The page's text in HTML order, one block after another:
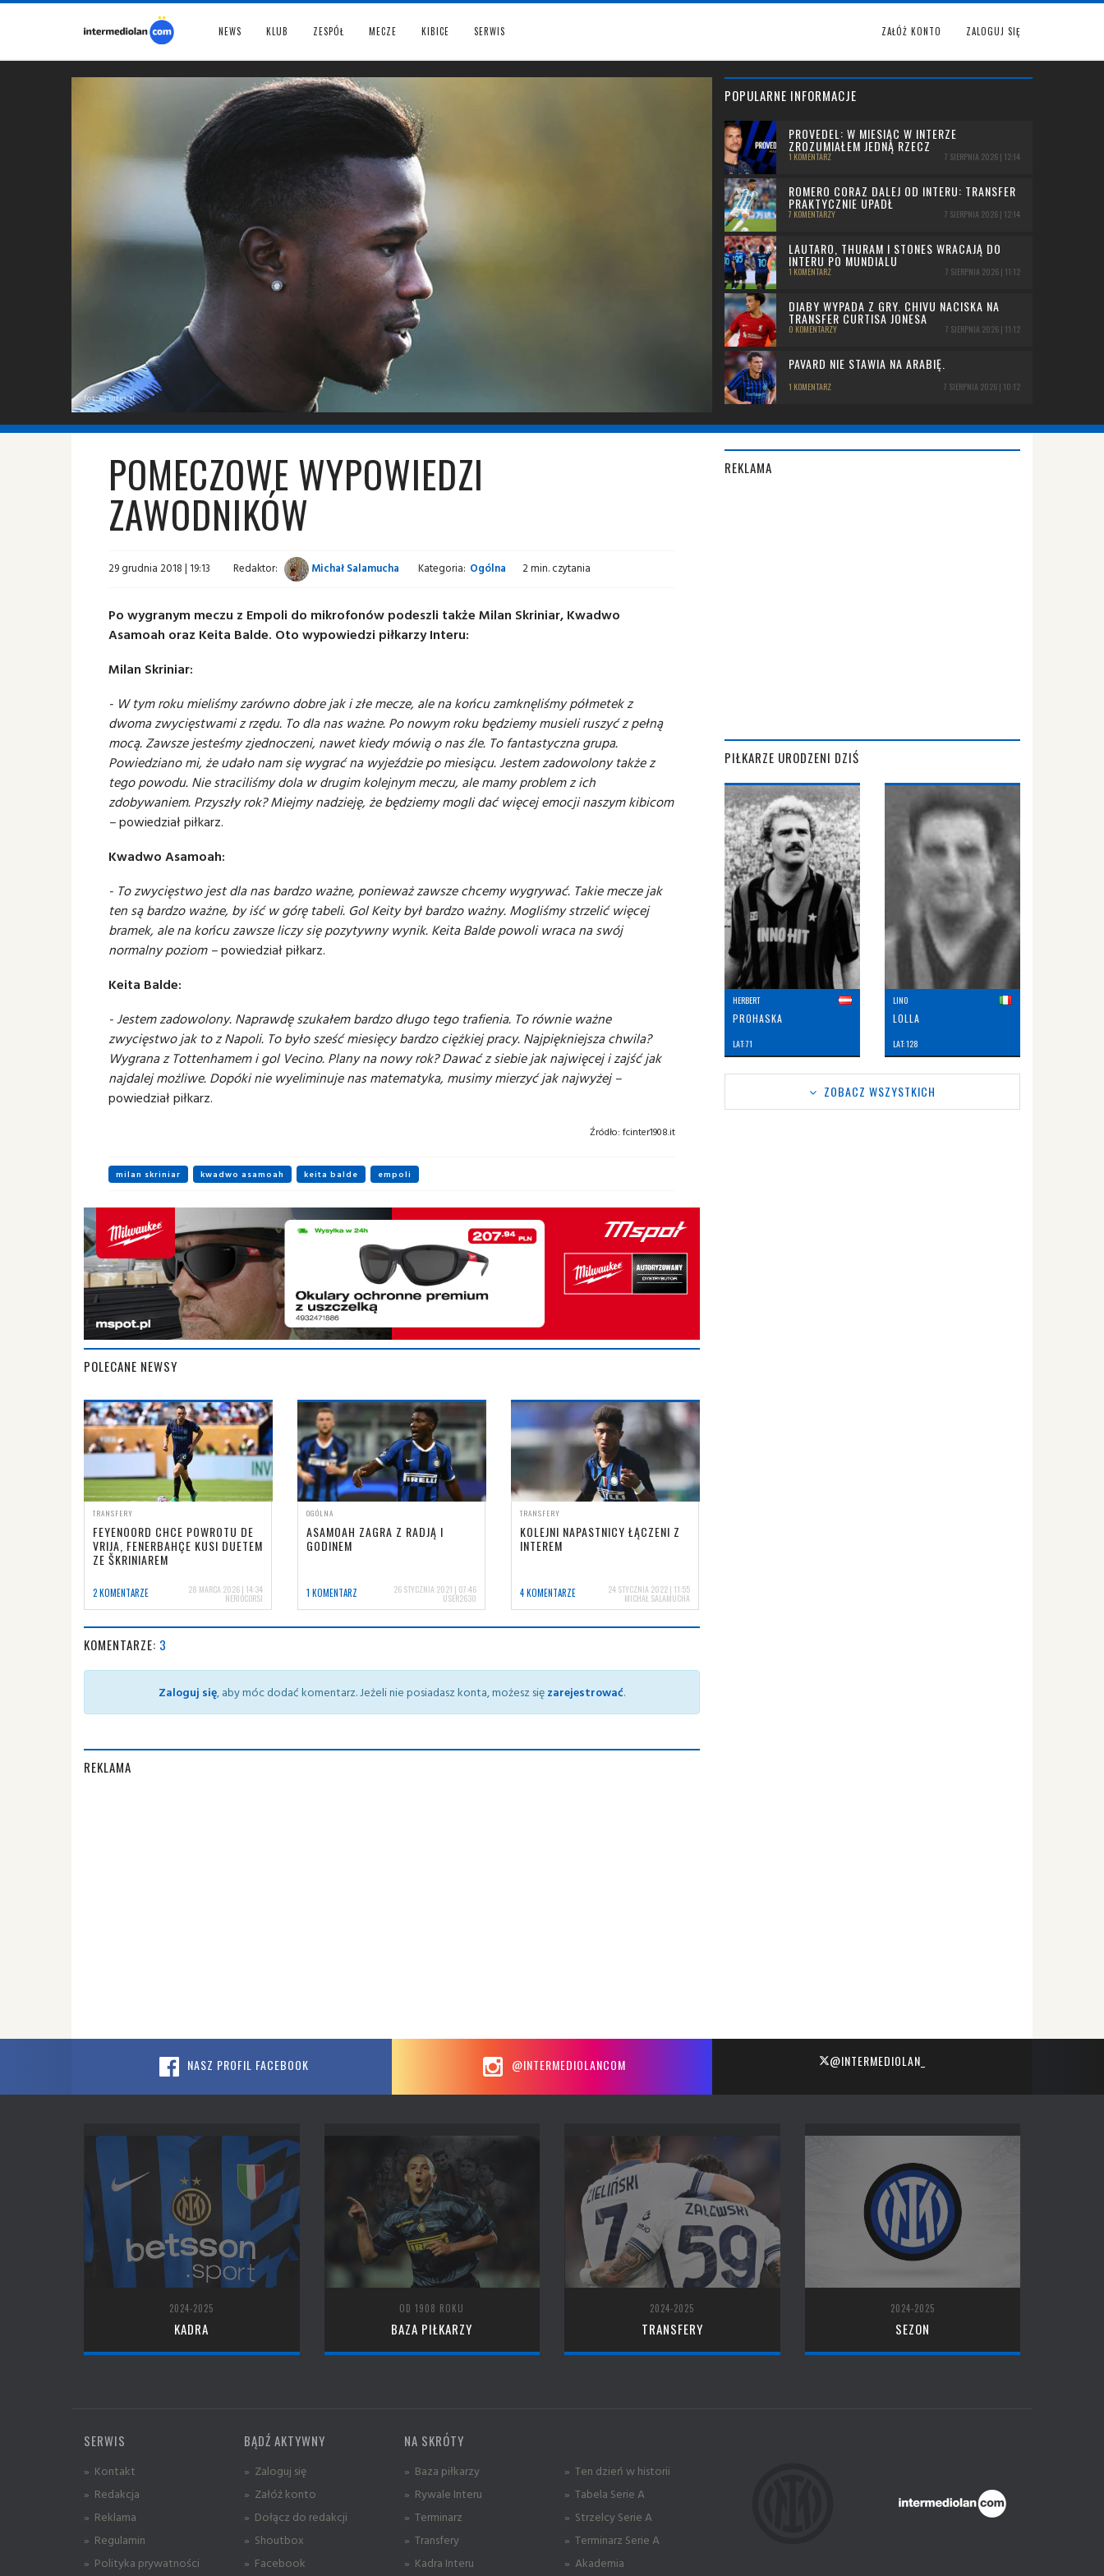
NEWS KLUB ZESPÓŁ MECZE KIBICE SERWIS ZAŁÓŻ KONTO ZALOGUJ SIĘ
fot. © inter.it
POPULARNE INFORMACJE
PROVEDEL: W MIESIĄC W INTERZE
ZROZUMIAŁEM JEDNĄ RZECZ
1 KOMENTARZ 7 SIERPNIA 2026 | 12:14
ROMERO CORAZ DALEJ OD INTERU: TRANSFER
PRAKTYCZNIE UPADŁ
7 KOMENTARZY 7 SIERPNIA 2026 | 12:14
LAUTARO, THURAM I STONES WRACAJĄ DO
INTERU PO MUNDIALU
1 KOMENTARZ 7 SIERPNIA 2026 | 11:12
DIABY WYPADA Z GRY. CHIVU NACISKA NA
TRANSFER CURTISA JONESA
0 KOMENTARZY 7 SIERPNIA 2026 | 11:12
PAVARD NIE STAWIA NA ARABIĘ.
1 KOMENTARZ 7 SIERPNIA 2026 | 10:12
POMECZOWE WYPOWIEDZI
ZAWODNIKÓW
29 grudnia 2018 | 19:13 Redaktor: Michał Salamucha Kategoria: Ogólna 2 min. czytania
Po wygranym meczu z Empoli do mikrofonów podeszli także Milan Skriniar, Kwadwo
Asamoah oraz Keita Balde. Oto wypowiedzi piłkarzy Interu:
Milan Skriniar:
- W tym roku mieliśmy zarówno dobre jak i złe mecze, ale na końcu zamknęliśmy półmetek z
dwoma zwycięstwami z rzędu. To dla nas ważne. Po nowym roku będziemy musieli ruszyć z pełną
mocą. Zawsze jesteśmy zjednoczeni, nawet kiedy mówią o nas źle. To fantastyczna grupa.
Powiedziano mi, że udało nam się wygrać na wyjeździe po miesiącu. Jestem zadowolony także z
tego powodu. Nie straciliśmy dola w drugim kolejnym meczu, ale mamy problem z ich
zdobywaniem. Przyszły rok? Miejmy nadzieję, że będziemy mogli dać więcej emocji naszym kibicom
–powiedział piłkarz.
Kwadwo Asamoah:
- To zwycięstwo jest dla nas bardzo ważne, ponieważ zawsze chcemy wygrywać. Takie mecze jak
ten są bardzo ważne, by iść w górę tabeli. Gol Keity był bardzo ważny. Mogliśmy strzelić więcej
bramek, ale na końcu zawsze liczy się pozytywny wynik. Keita Balde powoli wraca na swój
normalny poziom –powiedział piłkarz.
Keita Balde:
- Jestem zadowolony. Naprawdę szukałem bardzo długo tego trafienia. To równie ważne
zwycięstwo jak to z Napoli. To było sześć miesięcy bardzo ciężkiej pracy. Najpiękniejsza chwila?
Wygrana z Tottenhamem i gol Vecino. Plany na nowy rok? Dawać z siebie jak najwięcej i zajść jak
najdalej możliwe. Dopóki nie wyeliminuje nas matematyka, musimy mierzyć jak najwyżej –
powiedział piłkarz.
Źródło: fcinter1908.it
milan skriniar kwadwo asamoah keita balde empoli
POLECANE NEWSY
TRANSFERY
FEYENOORD CHCE POWROTU DE
VRIJA, FENERBAHÇE KUSI DUETEM
ZE ŠKRINIAREM
2 KOMENTARZE 28 MARCA 2026 | 14:34
NERIOCORSI
OGÓLNA
ASAMOAH ZAGRA Z RADJĄ I
GODINEM
1 KOMENTARZ 26 STYCZNIA 2021 | 07:46
USER2630
TRANSFERY
KOLEJNI NAPASTNICY ŁĄCZENI Z
INTEREM
4 KOMENTARZE 24 STYCZNIA 2022 | 11:55
MICHAŁ SALAMUCHA
KOMENTARZE: 3
Zaloguj się, aby móc dodać komentarz. Jeżeli nie posiadasz konta, możesz sięzarejestrować.
REKLAMA
REKLAMA
PIŁKARZE URODZENI DZIŚ
HERBERT
PROHASKA
LAT: 71
LINO
LOLLA
LAT: 128
ZOBACZ WSZYSTKICH
NASZ PROFIL FACEBOOK @INTERMEDIOLANCOM @INTERMEDIOLAN_
2024-2025
KADRA
OD 1908 ROKU
BAZA PIŁKARZY
2024-2025
TRANSFERY
2024-2025
SEZON
SERWIS
» Kontakt
» Redakcja
» Reklama
» Regulamin
» Polityka prywatności
BĄDŹ AKTYWNY
» Zaloguj się
» Załóż konto
» Dołącz do redakcji
» Shoutbox
» Facebook
NA SKRÓTY
» Baza piłkarzy
» Rywale Interu
» Terminarz
» Transfery
» Kadra Interu
» Ten dzień w historii
» Tabela Serie A
» Strzelcy Serie A
» Terminarz Serie A
» Akademia